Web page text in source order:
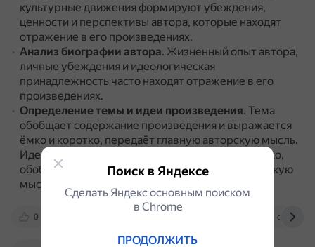
культурные движения формируют убеждения,
ценности и перспективы автора, которые находят
отражение в его произведениях.
Анализ биографии автора. Жизненный опыт автора,
личные убеждения и идеологическая
принадлежность часто находят отражение в его
произведениях.
Определение темы и идеи произведения. Тема
обобщает содержание произведения и выражается
ёмко и коротко, передаёт главную авторскую мысль.
Идея обобщает содержание и выражается кратко,
обобщает самую суть, передаёт главную авторскую
мысль.
0 dzen.ru
Поиск в Яндексе
Сделать Яндекс основным поиском
в Сhrome
ПРОДОЛЖИТЬ